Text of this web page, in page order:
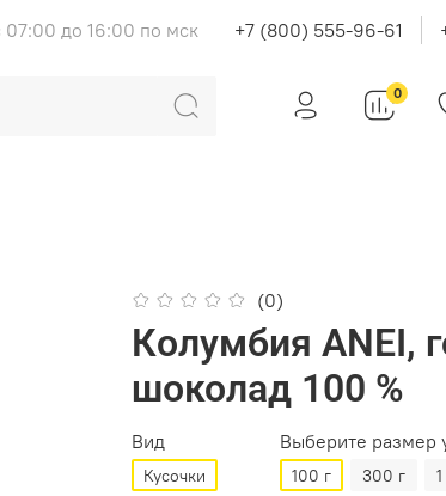
до 16:00 по мск +7 (800) 555-96-61
0
(0)
Колумбия ANEI,
шоколад 100 %
Вид
Кусочки
Выберите размер
100 г 300 г